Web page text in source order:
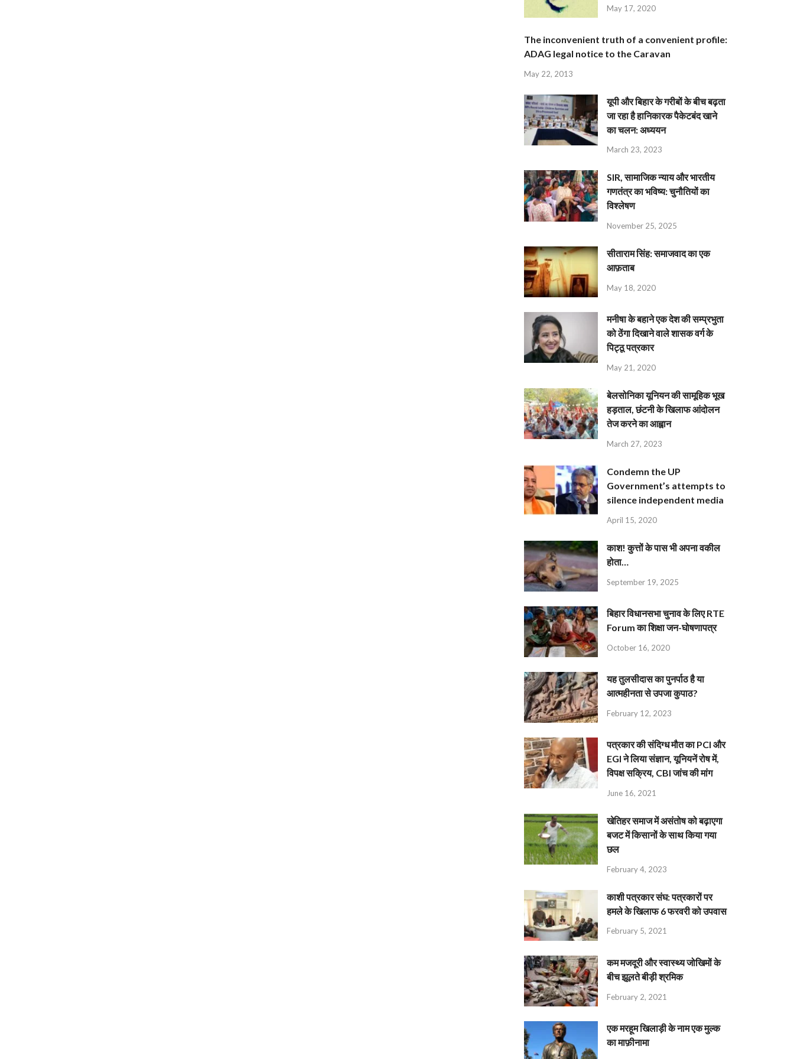
May 17, 2020
The inconvenient truth of a convenient profile:
ADAG legal notice to the Caravan
May 22, 2013
यूपी और बिहार के गरीबों के बीच बढ़ता
जा रहा है हानिकारक पैकेटबंद खाने
का चलन: अध्ययन
March 23, 2023
SIR, सामाजिक न्याय और भारतीय
गणतंत्र का भविष्य: चुनौतियों का
विश्लेषण
November 25, 2025
सीताराम सिंह: समाजवाद का एक
आफ़ताब
May 18, 2020
मनीषा के बहाने एक देश की सम्प्रभुता
को ठेंगा दिखाने वाले शासक वर्ग के
पिट्ठू पत्रकार
May 21, 2020
बेलसोनिका यूनियन की सामूहिक भूख
हड़ताल, छंटनी के खिलाफ आंदोलन
तेज करने का आह्वान
March 27, 2023
Condemn the UP
Government’s attempts to
silence independent media
April 15, 2020
काश! कुत्तों के पास भी अपना वकील
होता…
September 19, 2025
बिहार विधानसभा चुनाव के लिए RTE
Forum का शिक्षा जन-घोषणापत्र
October 16, 2020
यह तुलसीदास का पुनर्पाठ है या
आत्महीनता से उपजा कुपाठ?
February 12, 2023
पत्रकार की संदिग्ध मौत का PCI और
EGI ने लिया संज्ञान, यूनियनें रोष में,
विपक्ष सक्रिय, CBI जांच की मांग
June 16, 2021
खेतिहर समाज में असंतोष को बढ़ाएगा
बजट में किसानों के साथ किया गया
छल
February 4, 2023
काशी पत्रकार संघ: पत्रकारों पर
हमले के खिलाफ 6 फरवरी को उपवास
February 5, 2021
कम मजदूरी और स्वास्थ्य जोखिमों के
बीच झूलते बीड़ी श्रमिक
February 2, 2021
एक मरहूम खिलाड़ी के नाम एक मुल्क
का माफ़ीनामा